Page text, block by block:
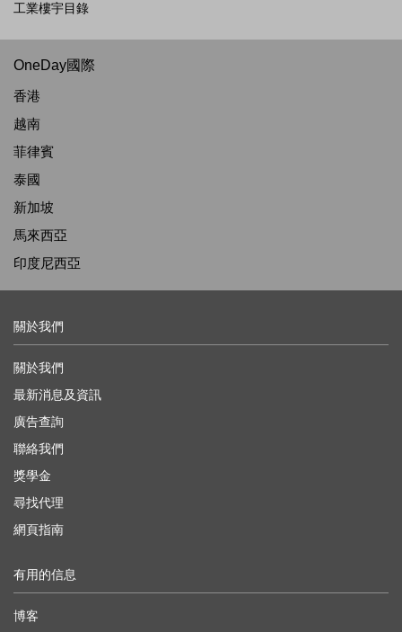
工業樓宇目錄
OneDay國際
香港
越南
菲律賓
泰國
新加坡
馬來西亞
印度尼西亞
關於我們
關於我們
最新消息及資訊
廣告查詢
聯絡我們
獎學金
尋找代理
網頁指南
有用的信息
博客